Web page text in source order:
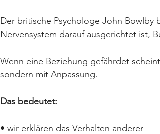
Der britische Psychologe John Bowlby
Nervensystem darauf ausgerichtet ist,
Wenn eine Beziehung gefährdet
sondern mit Anpassung.
Das bedeutet:
• wir erklären das Verhalten anderer